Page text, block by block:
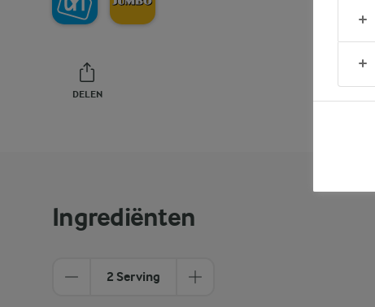
DELEN
Ingrediënten
2 Serving